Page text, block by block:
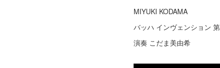
MIYUKI KODAMA
バッハ インヴェンション
演奏 こだま美由希